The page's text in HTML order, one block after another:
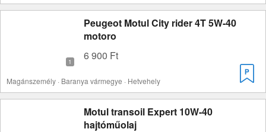
Peugeot Motul City rider 4T 5W-40
motoro
6 900 Ft
Magánszemély · Baranya vármegye · Hetvehely
Motul transoil Expert 10W-40
hajtóműolaj